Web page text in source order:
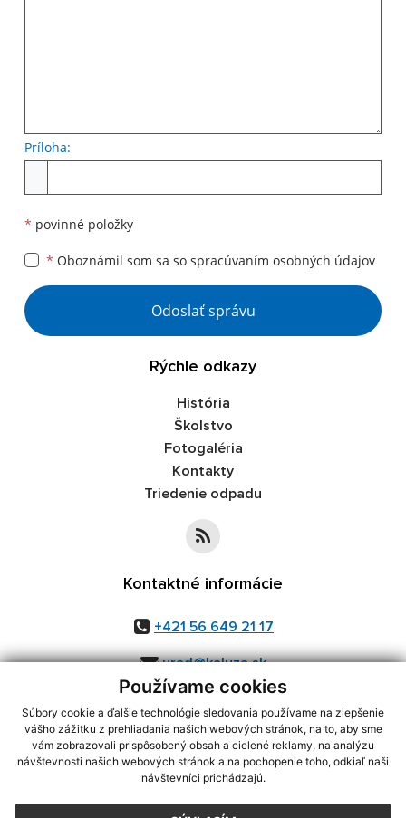
Používame cookies
Súbory cookie a ďalšie technológie sledovania používame na zlepšenie
vášho zážitku z prehliadania našich webových stránok, na to, aby sme
vám zobrazovali prispôsobený obsah a cielené reklamy, na analýzu
návštevnosti našich webových stránok a na pochopenie toho, odkiaľ naši
návštevníci prichádzajú.
Príloha:
* povinné položky
* Oboznámil som sa so spracúvaním osobných údajov
Google reCaptcha Response
Odoslať správu
Rýchle odkazy
História
Školstvo
Fotogaléria
Kontakty
Triedenie odpadu
Kontaktné informácie
+421 56 649 21 17
urad@kaluza.sk
využite možnosť získavania aktuálnych informácií s využitím RSS
CMS systém (redakčný) systém ECHELON 2,Mapa stránok,web portál
webex.digital, s.r.o.,domény,registrácia domény